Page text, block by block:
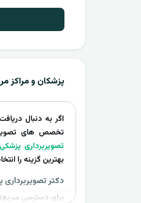
پزشکان و مراکز
اگر به دنبال
تخصص های
تصویربرداری
بهترین گزینه را
دکتر
برای دسترسی